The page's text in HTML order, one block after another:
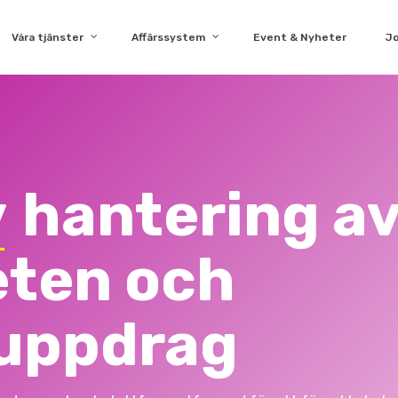
Våra tjänster Affärssystem Event & Nyheter
hantering
och